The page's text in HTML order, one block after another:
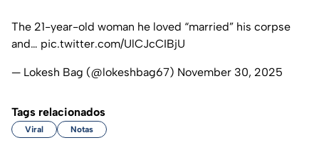
The 21-year-old woman he loved “married” his corpse
and… pic.twitter.com/UlCJcCIBjU
— Lokesh Bag (@lokeshbag67) November 30, 2025
Tags relacionados
Viral Notas